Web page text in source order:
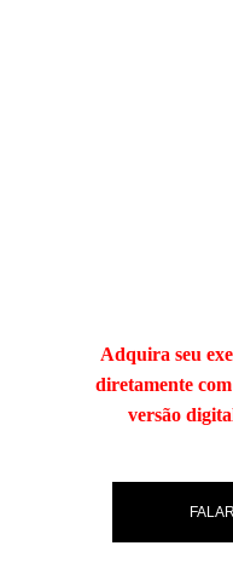
Adquira seu
diretamente
versão